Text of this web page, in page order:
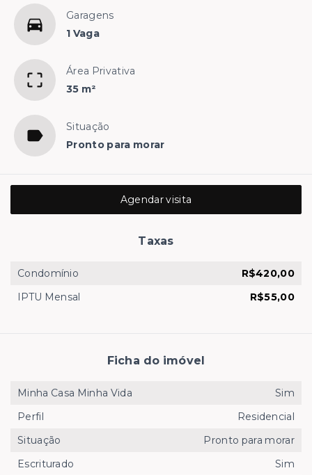
Garagens
1 Vaga
Área Privativa
35 m²
Situação
Pronto para morar
Agendar visita
Taxas
Condomínio
R$420,00
IPTU Mensal
R$55,00
Ficha do imóvel
Minha Casa Minha Vida
Sim
Perfil
Residencial
Situação
Pronto para morar
Escriturado
Sim